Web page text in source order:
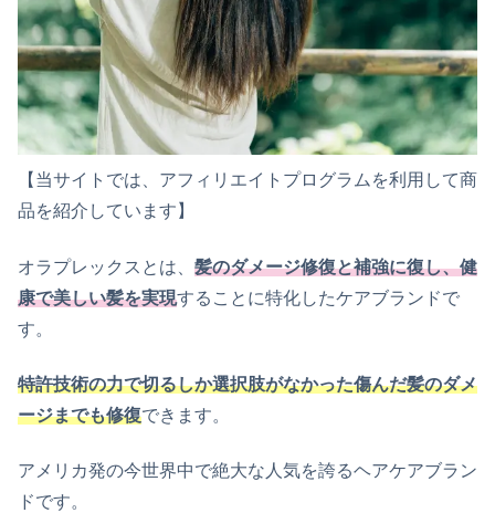
【当サイトでは、アフィリエイトプログラムを利用して商
品を紹介しています】
オラプレックスとは、 髪のダメージ修復と補強に復し、健
康で美しい髪を実現することに特化したケアブランドで
す。
特許技術の力で切るしか選択肢がなかった傷んだ髪のダメ
ージまでも修復できます。
アメリカ発の今世界中で絶大な人気を誇るヘアケアブラン
ドです。